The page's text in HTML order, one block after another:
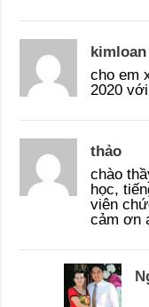
kimloan
cho em
2020
thảo
chào
học,
viên
cảm ơn